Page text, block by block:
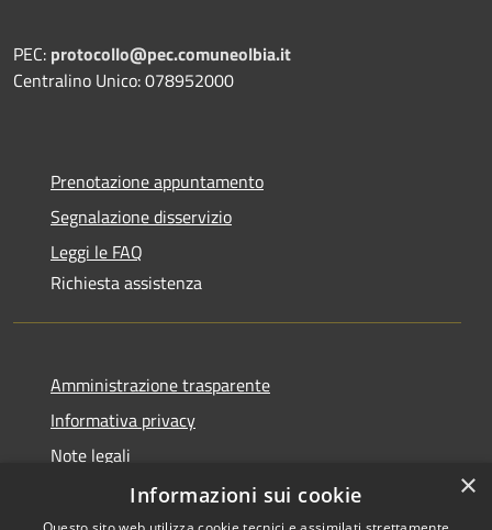
PEC: protocollo@pec.comuneolbia.it
Centralino Unico: 078952000
Prenotazione appuntamento
Segnalazione disservizio
Leggi le FAQ
Richiesta assistenza
Amministrazione trasparente
Informativa privacy
Note legali
Dichiarazione di accessibilità
×
Informazioni sui cookie